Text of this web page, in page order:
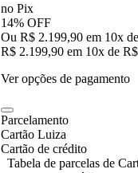
no Pix
14% OFF
Ou R$ 2.199,90 em 10x
R$ 2.199,90 em 10x de
Ver opções de pagamento
Parcelamento
Cartão Luiza
Cartão de crédito
Tabela de parcelas de